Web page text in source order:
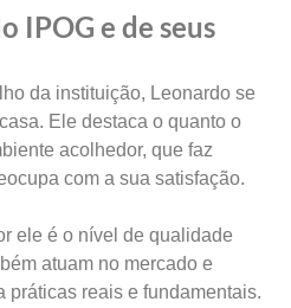
IPOG e de seus
da instituição, Leonardo se
Ele destaca o quanto o
acolhedor, que faz
com a sua satisfação.
ele é o nível de qualidade
atuam no mercado e
práticas reais e fundamentais.